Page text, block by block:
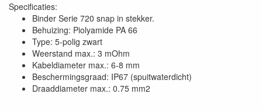
Specificaties:
Binder Serie 720 snap in stekker.
Behuizing: Piolyamide PA 66
Type: 5-polig zwart
Weerstand max.: 3 mOhm
Kabeldiameter max.: 6-8 mm
Beschermingsgraad: IP67 (spuitwaterdicht)
Draaddiameter max.: 0.75 mm2